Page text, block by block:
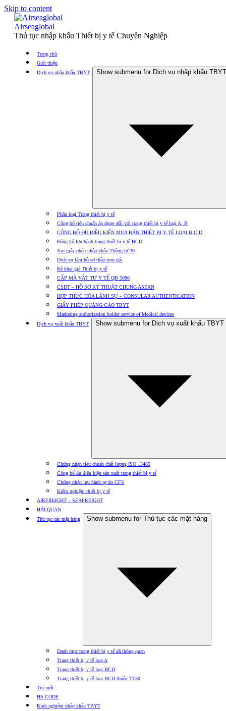
Skip to content
Airseaglobal
Thủ tục nhập khẩu Thiết bị y tế Chuyên Nghiệp
Trang chủ
Giới thiệu
Dịch vụ nhập khẩu TBYT
Show submenu for Dịch vụ nhập khẩu TBYT
Phân loại Trang thiết bị y tế
Công bố tiêu chuẩn áp dụng đối với trang thiết bị y tế loại A, B
CÔNG BỐ ĐỦ ĐIỀU KIỆN MUA BÁN THIẾT BỊ Y TẾ LOẠI B,C,D
Đăng ký lưu hành trang thiết bị y tế BCD
Xin giấy phép nhập khẩu Thông tư 30
Dịch vụ làm hồ sơ thầu trọn gói
Kê khai giá Thiết bị y tế
CẤP MÃ VẬT TƯ Y TẾ QĐ 5086
CSDT – HỒ SƠ KỸ THUẬT CHUNG ASEAN
HỢP THỨC HÓA LÃNH SỰ – CONSULAR AUTHENTICATION
GIẤY PHÉP QUẢNG CÁO TBYT
Marketing authorization holder service of Medical devices
Dịch vụ xuất khẩu TBYT
Show submenu for Dịch vụ xuất khẩu TBYT
Chứng nhận tiêu chuẩn chất lượng ISO 13485
Công bố đủ điều kiện sản xuất trang thiết bị y tế
Chứng nhận lưu hành tự do CFS
Kiểm nghiệm thiết bị y tế
AIRFREIGHT – SEAFREIGHT
HẢI QUAN
Thủ tục các mặt hàng
Show submenu for Thủ tục các mặt hàng
Danh mục trang thiết bị y tế đã thông quan
Trang thiết bị y tế loại A
Trang thiết bị y tế loại BCD
Trang thiết bị y tế loại BCD thuộc TT30
Tin mới
HS CODE
Kinh nghiệm nhập khẩu TBYT